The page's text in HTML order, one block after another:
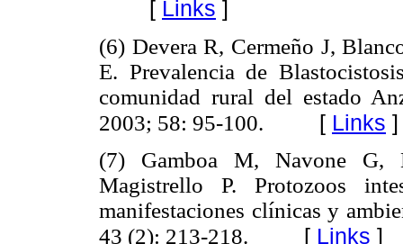
[ Links ]
(6) Devera R, Cermeño J,
E. Prevalencia de
comunidad rural del estado
2003; 58: 95-100.
[ Links ]
(7) Gamboa M, Navone G,
Magistrello P. Protozoos
manifestaciones clínicas y
43 (2): 213-218.
[ Links ]